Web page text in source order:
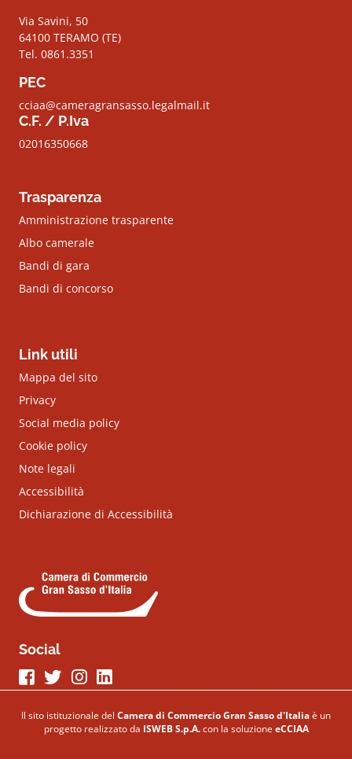
Via Savini, 50
64100 TERAMO (TE)
Tel. 0861.3351
PEC
cciaa@cameragransasso.legalmail.it
C.F. / P.Iva
02016350668
Trasparenza
Amministrazione trasparente
Albo camerale
Bandi di gara
Bandi di concorso
Link utili
Mappa del sito
Privacy
Social media policy
Cookie policy
Note legali
Accessibilità
Dichiarazione di Accessibilità
Social
Seguici su Facebook
Seguici su Twitter
Seguici su Instagram
Seguici su LinkeIn
Il sito istituzionale del Camera di Commercio Gran Sasso d'Italia è un
progetto realizzato da ISWEB S.p.A. con la soluzione eCCIAA